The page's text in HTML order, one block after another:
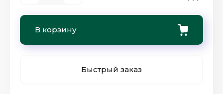
В корзину
Быстрый заказ